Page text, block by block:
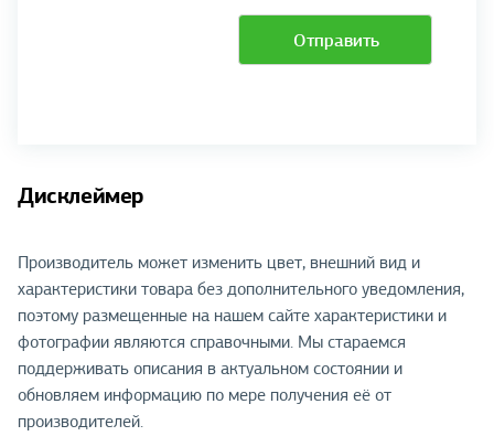
Отправить
Дисклеймер
Производитель может изменить цвет, внешний вид и
характеристики товара без дополнительного уведомления,
поэтому размещенные на нашем сайте характеристики и
фотографии являются справочными. Мы стараемся
поддерживать описания в актуальном состоянии и
обновляем информацию по мере получения её от
производителей.